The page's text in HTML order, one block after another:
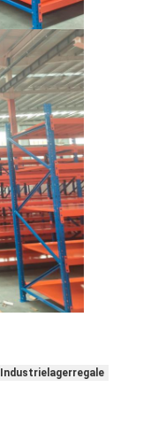
Industrielagerregale